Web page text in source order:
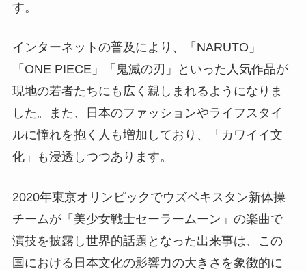
す。
インターネットの普及により、「NARUTO」
「ONE PIECE」「鬼滅の刃」といった人気作品が
現地の若者たちにも広く親しまれるようになりま
した。また、日本のファッションやライフスタイ
ルに憧れを抱く人も増加しており、「カワイイ文
化」も浸透しつつあります。
2020年東京オリンピックでウズベキスタン新体操
チームが「美少女戦士セーラームーン」の楽曲で
演技を披露し世界的話題となった出来事は、この
国における日本文化の影響力の大きさを象徴的に